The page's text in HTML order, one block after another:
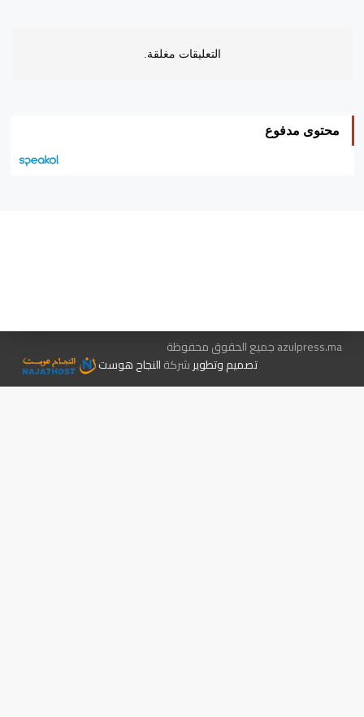
التعليقات مغلقة.
محتوى مدفوع
azulpress.ma جميع الحقوق محفوظة
تصميم وتطويرشركةالنجاح هوست